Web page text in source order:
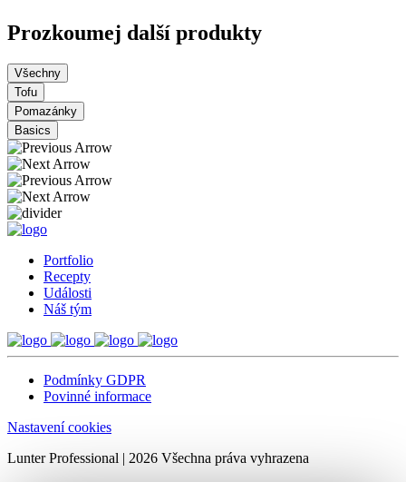
Prozkoumej další produkty
Všechny
Tofu
Pomazánky
Basics
Portfolio
Recepty
Události
Náš tým
Podmínky GDPR
Povinné informace
Nastavení cookies
Lunter Professional | 2026 Všechna práva vyhrazena